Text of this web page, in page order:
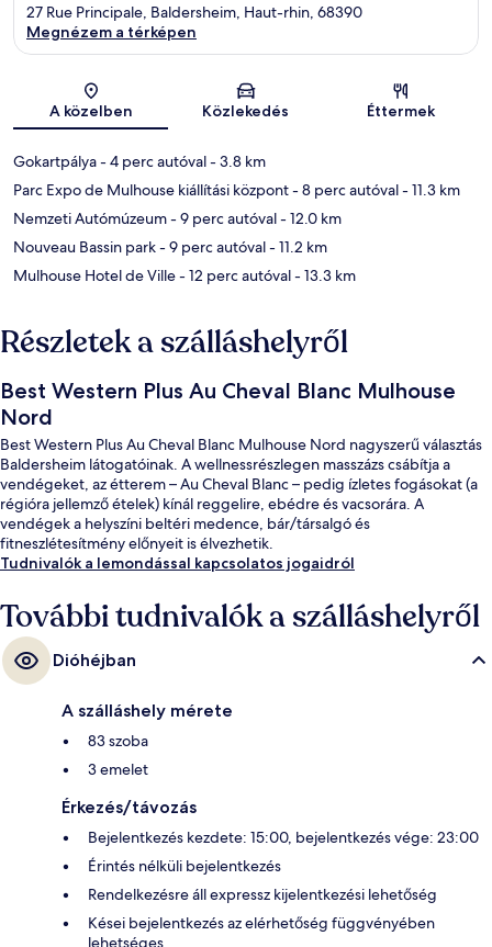
Térkép
27 Rue Principale, Baldersheim, Haut-rhin, 68390
Megnézem a térképen
A közelben Közlekedés Éttermek
Gokartpálya- 4 perc autóval- 3.8 km
Parc Expo de Mulhouse kiállítási központ- 8 perc autóval- 11.3 km
Nemzeti Autómúzeum- 9 perc autóval- 12.0 km
Nouveau Bassin park- 9 perc autóval- 11.2 km
Mulhouse Hotel de Ville- 12 perc autóval- 13.3 km
Részletek a szálláshelyről
Best Western Plus Au Cheval Blanc Mulhouse
Nord
Best Western Plus Au Cheval Blanc Mulhouse Nord nagyszerű választás
Baldersheim látogatóinak. A wellnessrészlegen masszázs csábítja a
vendégeket, az étterem – Au Cheval Blanc – pedig ízletes fogásokat (a
régióra jellemző ételek) kínál reggelire, ebédre és vacsorára. A
vendégek a helyszíni beltéri medence, bár/társalgó és
fitneszlétesítmény előnyeit is élvezhetik.
Tudnivalók a lemondással kapcsolatos jogaidról
További tudnivalók a szálláshelyről
Dióhéjban
A szálláshely mérete
83 szoba
3 emelet
Érkezés/távozás
Bejelentkezés kezdete: 15:00, bejelentkezés vége: 23:00
Érintés nélküli bejelentkezés
Rendelkezésre áll expressz kijelentkezési lehetőség
Kései bejelentkezés az elérhetőség függvényében
lehetséges